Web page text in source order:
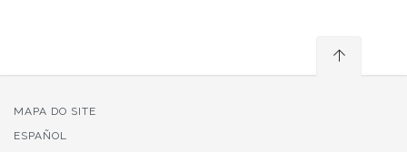
MAPA DO SITE
ESPAÑOL